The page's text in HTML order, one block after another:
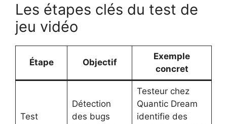
Les étapes clés du test de
jeu vidéo
Étape Objectif
Exemple
concret
Test
Détection
des bugs
Testeur chez
Quantic Dream
identifie des